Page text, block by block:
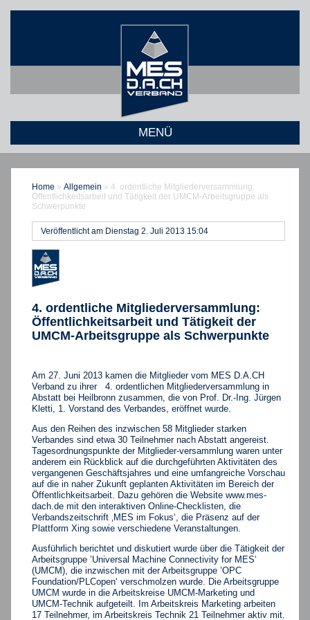
MENÜ
Home » Allgemein » 4. ordentliche Mitgliederversammlung:
Öffentlichkeitsarbeit und Tätigkeit der UMCM-Arbeitsgruppe als
Schwerpunkte
Veröffentlicht am Dienstag 2. Juli 2013 15:04
4. ordentliche Mitgliederversammlung:
Öffentlichkeitsarbeit und Tätigkeit der
UMCM-Arbeitsgruppe als Schwerpunkte
Am 27. Juni 2013 kamen die Mitglieder vom MES D.A.CH
Verband zu ihrer 4. ordentlichen Mitgliederversammlung in
Abstatt bei Heilbronn zusammen, die von Prof. Dr.-Ing. Jürgen
Kletti, 1. Vorstand des Verbandes, eröffnet wurde.
Aus den Reihen des inzwischen 58 Mitglieder starken
Verbandes sind etwa 30 Teilnehmer nach Abstatt angereist.
Tagesordnungspunkte der Mitglieder-versammlung waren unter
anderem ein Rückblick auf die durchgeführten Aktivitäten des
vergangenen Geschäftsjahres und eine umfangreiche Vorschau
auf die in naher Zukunft geplanten Aktivitäten im Bereich der
Öffentlichkeitsarbeit. Dazu gehören die Website www.mes-
dach.de mit den interaktiven Online-Checklisten, die
Verbandszeitschrift ‚MES im Fokus‘, die Präsenz auf der
Plattform Xing sowie verschiedene Veranstaltungen.
Ausführlich berichtet und diskutiert wurde über die Tätigkeit der
Arbeitsgruppe ’Universal Machine Connectivity for MES‘
(UMCM), die inzwischen mit der Arbeitsgruppe ’OPC
Foundation/PLCopen‘ verschmolzen wurde. Die Arbeitsgruppe
UMCM wurde in die Arbeitskreise UMCM-Marketing und
UMCM-Technik aufgeteilt. Im Arbeitskreis Marketing arbeiten
17 Teilnehmer, im Arbeitskreis Technik 21 Teilnehmer aktiv mit.